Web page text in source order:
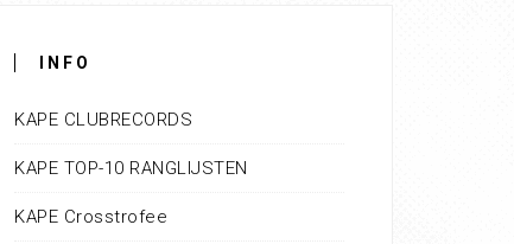
INFO
KAPE CLUBRECORDS
KAPE TOP-10 RANGLIJSTEN
KAPE Crosstrofee